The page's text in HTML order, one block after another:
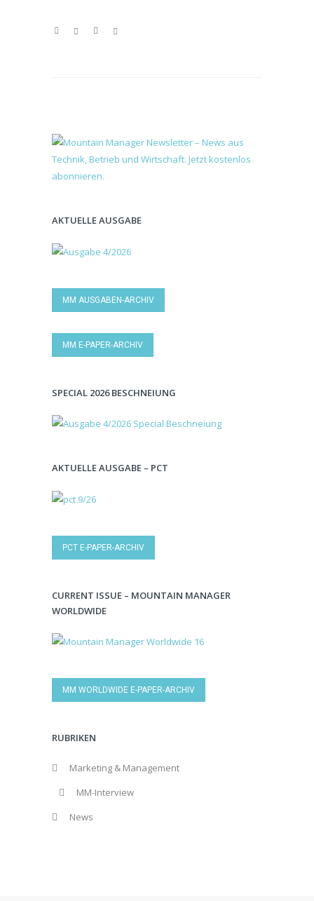
AKTUELLE AUSGABE
MM AUSGABEN-ARCHIV
MM E-PAPER-ARCHIV
SPECIAL 2026 BESCHNEIUNG
AKTUELLE AUSGABE – PCT
PCT E-PAPER-ARCHIV
CURRENT ISSUE – MOUNTAIN MANAGER
WORLDWIDE
MM WORLDWIDE E-PAPER-ARCHIV
RUBRIKEN
Marketing & Management
MM-Interview
News